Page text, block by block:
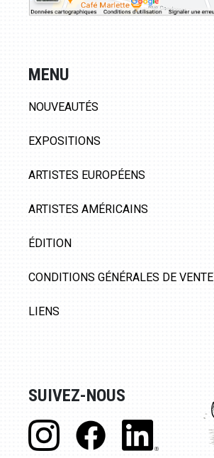
MENU
NOUVEAUTÉS
EXPOSITIONS
ARTISTES EUROPÉENS
ARTISTES AMÉRICAINS
ÉDITION
CONDITIONS GÉNÉRALES DE VENTE
LIENS
SUIVEZ-NOUS